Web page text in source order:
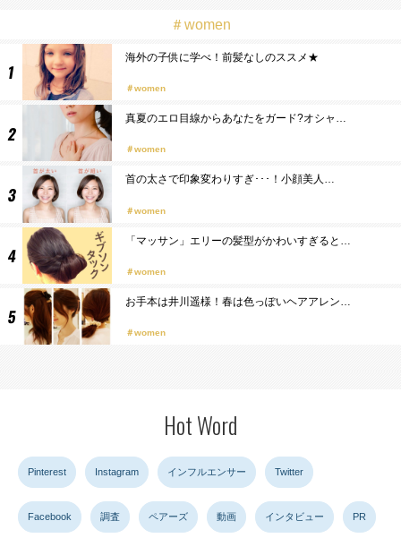
＃women
海外の子供に学べ！前髪なしのススメ★
women
真夏のエロ目線からあなたをガード?オシャ…
women
首の太さで印象変わりすぎ･･･！小顔美人…
women
「マッサン」エリーの髪型がかわいすぎると…
women
お手本は井川遥様！春は色っぽいヘアアレン…
women
Hot Word
Pinterest Instagram インフルエンサー Twitter
Facebook 調査 ペアーズ 動画 インタビュー PR